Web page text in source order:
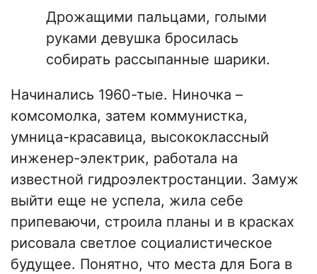
Дрожащими пальцами, голыми
руками девушка бросилась
собирать рассыпанные шарики.
Начинались 1960-тые. Ниночка –
комсомолка, затем коммунистка,
умница-красавица, высококлассный
инженер-электрик, работала на
известной гидроэлектростанции. Замуж
выйти еще не успела, жила себе
припеваючи, строила планы и в красках
рисовала светлое социалистическое
будущее. Понятно, что места для Бога в